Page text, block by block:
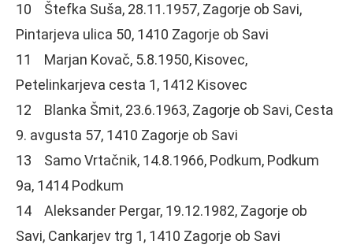
10 Štefka Suša, 28.11.1957, Zagorje ob Savi,
Pintarjeva ulica 50, 1410 Zagorje ob Savi
11 Marjan Kovač, 5.8.1950, Kisovec,
Petelinkarjeva cesta 1, 1412 Kisovec
12 Blanka Šmit, 23.6.1963, Zagorje ob Savi, Cesta
9. avgusta 57, 1410 Zagorje ob Savi
13 Samo Vrtačnik, 14.8.1966, Podkum, Podkum
9a, 1414 Podkum
14 Aleksander Pergar, 19.12.1982, Zagorje ob
Savi, Cankarjev trg 1, 1410 Zagorje ob Savi